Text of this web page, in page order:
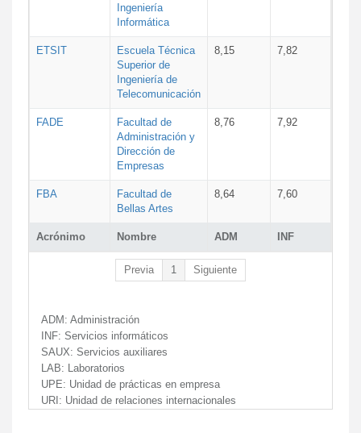
Acrónimo Nombre ADM INF
Ingeniería
Informática
ETSIT
Escuela Técnica
Superior de
Ingeniería de
Telecomunicación
8,15 7,82
FADE
Facultad de
Administración y
Dirección de
Empresas
8,76 7,92
FBA
Facultad de
Bellas Artes
8,64 7,60
Previa 1 Siguiente
ADM: Administración
INF: Servicios informáticos
SAUX: Servicios auxiliares
LAB: Laboratorios
UPE: Unidad de prácticas en empresa
URI: Unidad de relaciones internacionales